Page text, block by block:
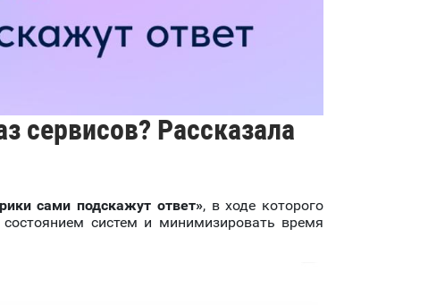
сервисов? Рассказала
сами подскажут ответ», в ходе которого
систем и минимизировать время